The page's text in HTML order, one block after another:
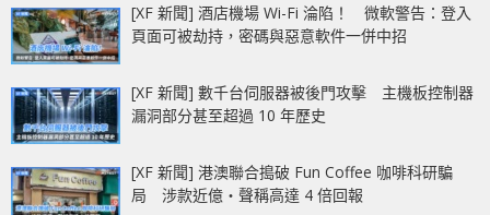
[XF 新聞] 酒店機場 Wi-Fi 淪陷！ 微軟警告：登入
頁面可被劫持，密碼與惡意軟件一併中招
[XF 新聞] 數千台伺服器被後門攻擊 主機板控制器
漏洞部分甚至超過 10 年歷史
[XF 新聞] 港澳聯合搗破 Fun Coffee 咖啡科研騙
局 涉款近億‧聲稱高達 4 倍回報